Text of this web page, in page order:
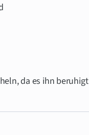
da es ihn beruhigt